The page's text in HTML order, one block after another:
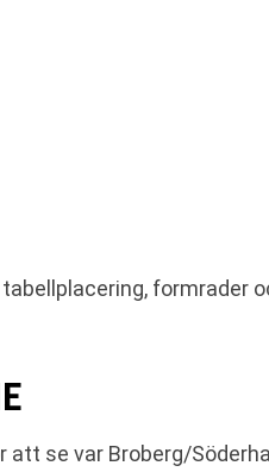
formrader
se var Broberg/